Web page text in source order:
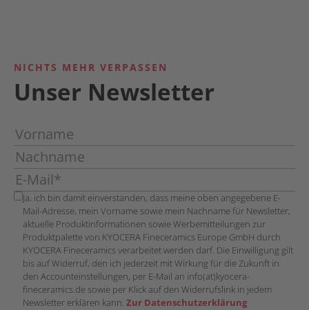
NICHTS MEHR VERPASSEN
Unser Newsletter
Ja, ich bin damit einverstanden, dass meine oben angegebene E-
Mail-Adresse, mein Vorname sowie mein Nachname für Newsletter,
aktuelle Produktinformationen sowie Werbemitteilungen zur
Produktpalette von KYOCERA Fineceramics Europe GmbH durch
KYOCERA Fineceramics verarbeitet werden darf. Die Einwilligung gilt
bis auf Widerruf, den ich jederzeit mit Wirkung für die Zukunft in
den Accounteinstellungen, per E-Mail an info(at)kyocera-
fineceramics.de sowie per Klick auf den Widerrufslink in jedem
Newsletter erklären kann. Zur Datenschutzerklärung